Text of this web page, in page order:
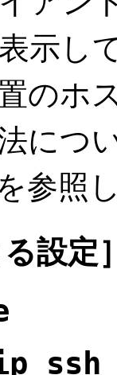
示し
のホ
につ
参照
る設定
ssh